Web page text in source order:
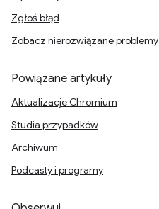
Zgłoś błąd
Zobacz nierozwiązane problemy
Powiązane artykuły
Aktualizacje Chromium
Studia przypadków
Archiwum
Podcasty i programy